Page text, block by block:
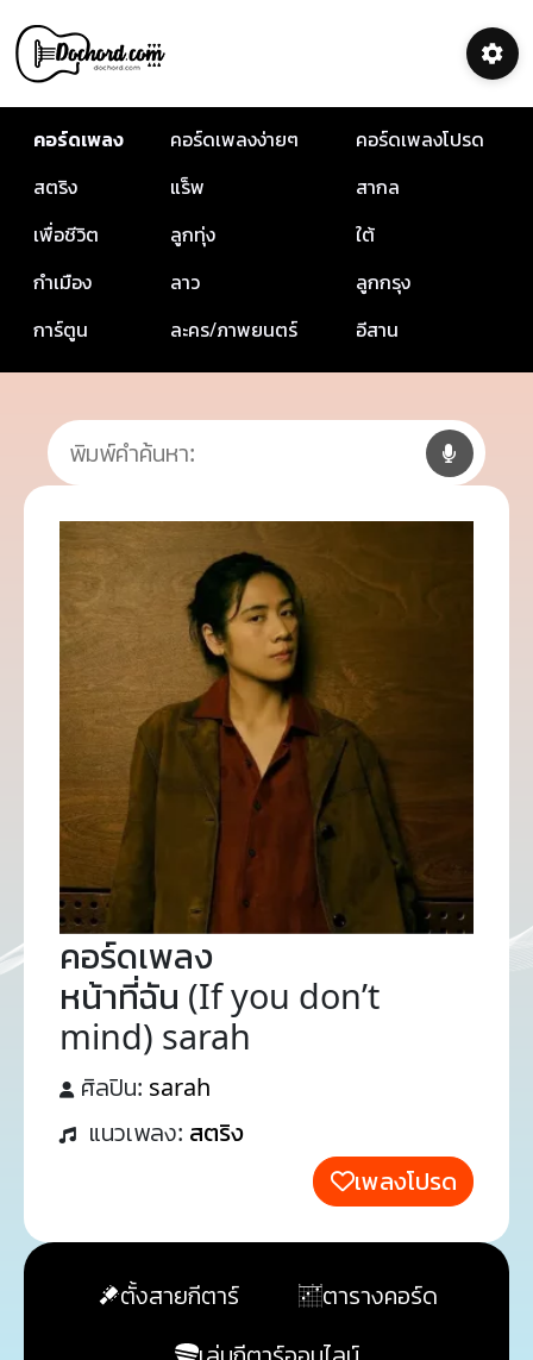
คอร์ดเพลง คอร์ดเพลงง่ายๆ
คอร์ดเพลงโปรด
สตริง
แร็พ
สากล
เพื่อชีวิต
ลูกทุ่ง
ใต้
กำเมือง
ลาว
ลูกกรุง
การ์ตูน
ละคร/ภาพยนตร์ อีสาน
คอร์ดเพลง
หน้าที่ฉัน (If you don’t
mind) sarah
ศิลปิน: sarah
แนวเพลง: สตริง
เพลงโปรด
ตั้งสายกีตาร์
ตารางคอร์ด